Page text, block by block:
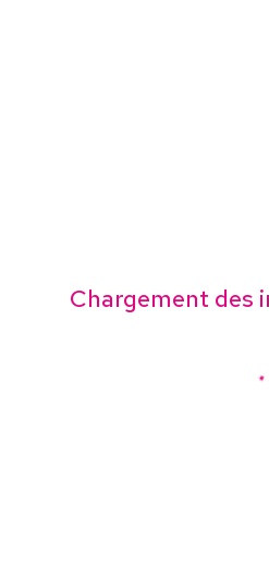
Chargement des